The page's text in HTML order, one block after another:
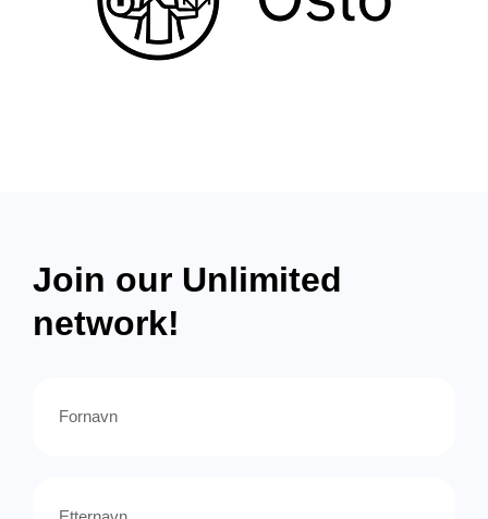
Join our Unlimited
network!